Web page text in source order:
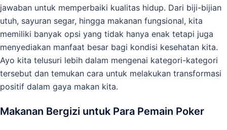
jawaban untuk memperbaiki kualitas hidup. Dari biji-bijian
utuh, sayuran segar, hingga makanan fungsional, kita
memiliki banyak opsi yang tidak hanya enak tetapi juga
menyediakan manfaat besar bagi kondisi kesehatan kita.
Ayo kita telusuri lebih dalam mengenai kategori-kategori
tersebut dan temukan cara untuk melakukan transformasi
positif dalam gaya makan kita.
Makanan Bergizi untuk Para Pemain Poker